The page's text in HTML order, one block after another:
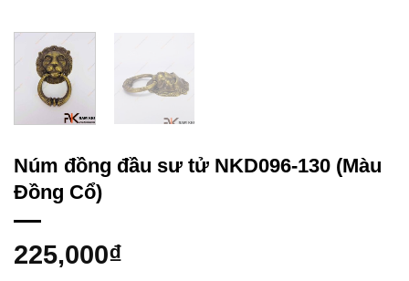
Núm đồng đầu sư tử NKD096-130 (Màu
Đồng Cổ)
225,000₫